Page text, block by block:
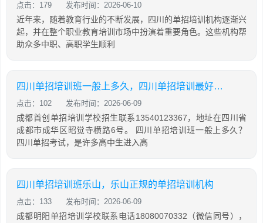
点击：179 发布时间：2026-06-10
近年来，随着教育行业的不断发展，四川的单招培训机构逐渐兴
起，并在整个职业教育培训市场中扮演着重要角色。这些机构帮
助众多中职、高职学生顺利
四川单招培训班一般上多久，四川单招培训最好的学校
点击：102 发布时间：2026-06-09
成都首创单招培训学校招生联系13540123367，地址在四川省
成都市成华区昭觉寺横路6号。 四川单招培训班一般上多久？
四川单招考试，是许多高中生进入高
四川单招培训班乐山，乐山正规的单招培训机构
点击：133 发布时间：2026-06-09
成都明阳单招培训学校联系电话18080070332（微信同号），